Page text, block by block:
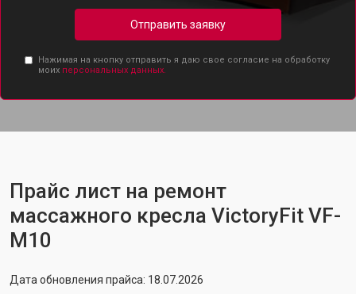
Отправить заявку
Нажимая на кнопку отправить я даю свое согласие на обработку
моих персональных данных.
Прайс лист на ремонт
массажного кресла VictoryFit VF-
M10
Дата обновления прайса: 18.07.2026